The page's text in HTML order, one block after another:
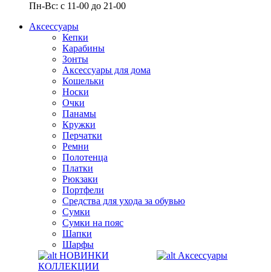
Пн-Вс: с 11-00 до 21-00
Аксессуары
Кепки
Карабины
Зонты
Аксессуары для дома
Кошельки
Носки
Очки
Панамы
Кружки
Перчатки
Ремни
Полотенца
Платки
Рюкзаки
Портфели
Средства для ухода за обувью
Сумки
Сумки на пояс
Шапки
Шарфы
НОВИНКИ
КОЛЛЕКЦИИ
Аксессуары